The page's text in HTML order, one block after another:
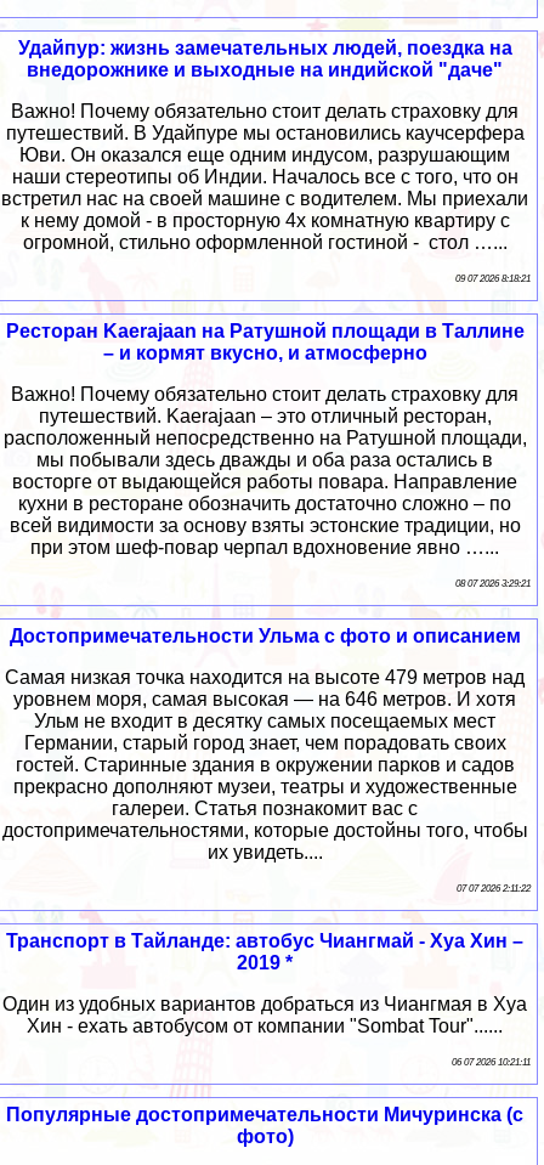
Удайпур: жизнь замечательных людей, поездка на
внедорожнике и выходные на индийской "даче"
Важно! Почему обязательно стоит делать страховку для
путешествий. В Удайпуре мы остановились каучсерфера
Юви. Он оказался еще одним индусом, разрушающим
наши стереотипы об Индии. Началось все с того, что он
встретил нас на своей машине с водителем. Мы приехали
к нему домой - в просторную 4х комнатную квартиру с
огромной, стильно оформленной гостиной - стол …...
09 07 2026 8:18:21
Ресторан Kaerajaan на Ратушной площади в Таллине
– и кормят вкусно, и атмосферно
Важно! Почему обязательно стоит делать страховку для
путешествий. Kaerajaan – это отличный ресторан,
расположенный непосредственно на Ратушной площади,
мы побывали здесь дважды и оба раза остались в
восторге от выдающейся работы повара. Направление
кухни в ресторане обозначить достаточно сложно – по
всей видимости за основу взяты эстонские традиции, но
при этом шеф-повар черпал вдохновение явно …...
08 07 2026 3:29:21
Достопримечательности Ульма с фото и описанием
Самая низкая точка находится на высоте 479 метров над
уровнем моря, самая высокая — на 646 метров. И хотя
Ульм не входит в десятку самых посещаемых мест
Германии, старый город знает, чем порадовать своих
гостей. Старинные здания в окружении парков и садов
прекрасно дополняют музеи, театры и художественные
галереи. Статья познакомит вас с
достопримечательностями, которые достойны того, чтобы
их увидеть....
07 07 2026 2:11:22
Транспорт в Тайланде: автобус Чиангмай - Хуа Хин –
2019 *
Один из удобных вариантов добраться из Чиангмая в Хуа
Хин - ехать автобусом от компании "Sombat Tour"......
06 07 2026 10:21:11
Популярные достопримечательности Мичуринска (с
фото)